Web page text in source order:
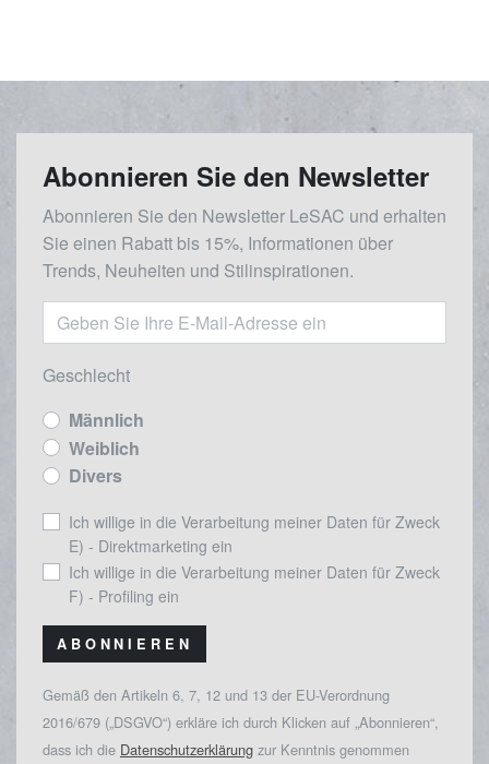
Abonnieren Sie den Newsletter
Abonnieren Sie den Newsletter LeSAC und erhalten
Sie einen Rabatt bis 15%, Informationen über
Trends, Neuheiten und Stilinspirationen.
Geschlecht
Männlich
Weiblich
Divers
Ich willige in die Verarbeitung meiner Daten für Zweck
E) - Direktmarketing ein
Ich willige in die Verarbeitung meiner Daten für Zweck
F) - Profiling ein
ABONNIEREN
Gemäß den Artikeln 6, 7, 12 und 13 der EU-Verordnung
2016/679 („DSGVO“) erkläre ich durch Klicken auf „Abonnieren“,
dass ich die Datenschutzerklärung zur Kenntnis genommen